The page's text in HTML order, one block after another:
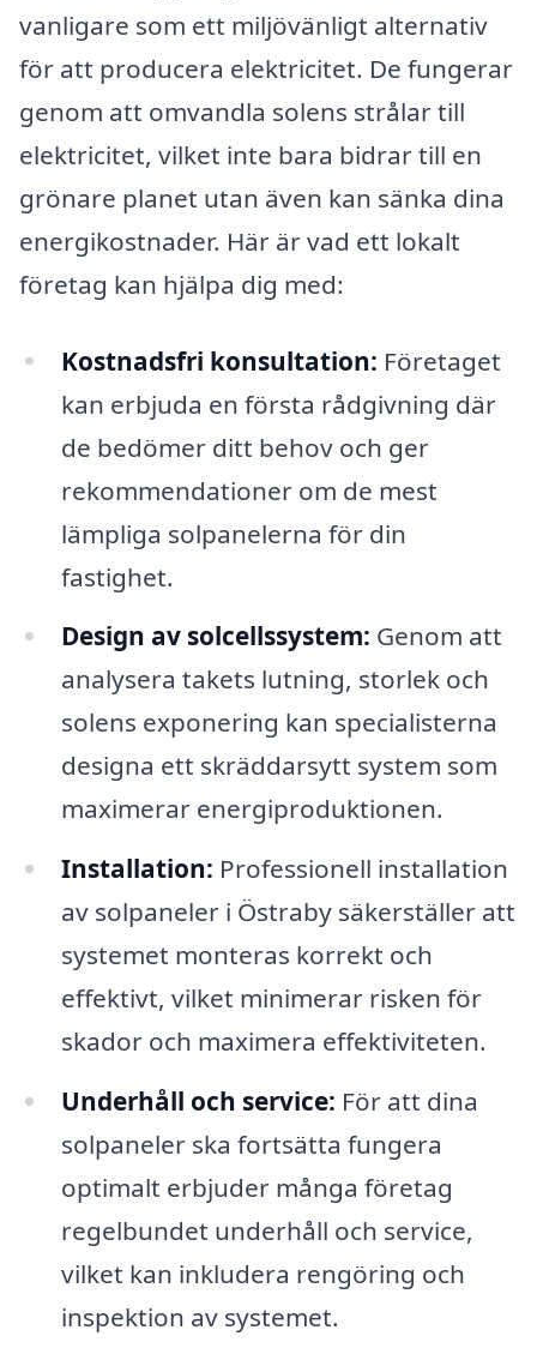
vanligare som ett miljövänligt alternativ
för att producera elektricitet. De fungerar
genom att omvandla solens strålar till
elektricitet, vilket inte bara bidrar till en
grönare planet utan även kan sänka dina
energikostnader. Här är vad ett lokalt
företag kan hjälpa dig med:
Kostnadsfri konsultation: Företaget
kan erbjuda en första rådgivning där
de bedömer ditt behov och ger
rekommendationer om de mest
lämpliga solpanelerna för din
fastighet.
Design av solcellssystem: Genom att
analysera takets lutning, storlek och
solens exponering kan specialisterna
designa ett skräddarsytt system som
maximerar energiproduktionen.
Installation: Professionell installation
av solpaneler i Östraby säkerställer att
systemet monteras korrekt och
effektivt, vilket minimerar risken för
skador och maximera effektiviteten.
Underhåll och service: För att dina
solpaneler ska fortsätta fungera
optimalt erbjuder många företag
regelbundet underhåll och service,
vilket kan inkludera rengöring och
inspektion av systemet.